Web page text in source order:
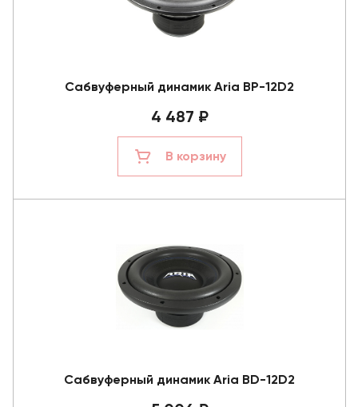
Сабвуферный динамик Aria BP-12D2
4 487 ₽
В корзину
Сабвуферный динамик Aria BD-12D2